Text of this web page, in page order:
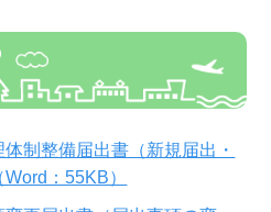
制整備届出書（新規届出・
：55KB）